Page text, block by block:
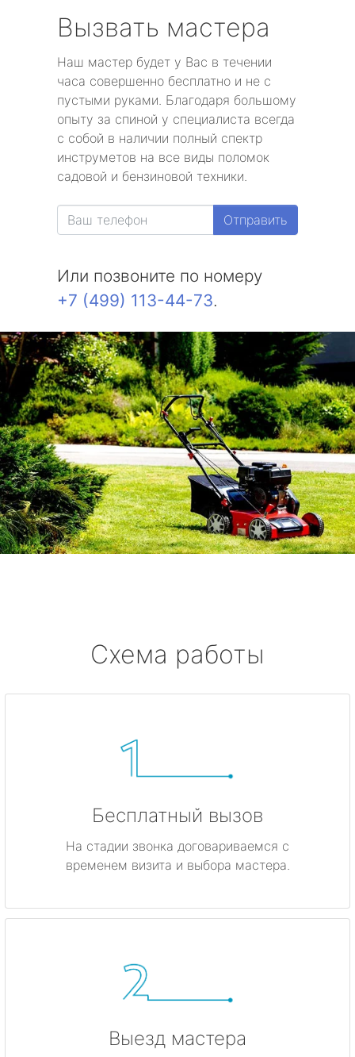
Вызвать мастера
Наш мастер будет у Вас в течении
часа совершенно бесплатно и не с
пустыми руками. Благодаря большому
опыту за спиной у специалиста всегда
с собой в наличии полный спектр
инструметов на все виды поломок
садовой и бензиновой техники.
Отправить
Или позвоните по номеру
+7 (499) 113-44-73.
Схема работы
Бесплатный вызов
На стадии звонка договариваемся с
временем визита и выбора мастера.
Выезд мастера